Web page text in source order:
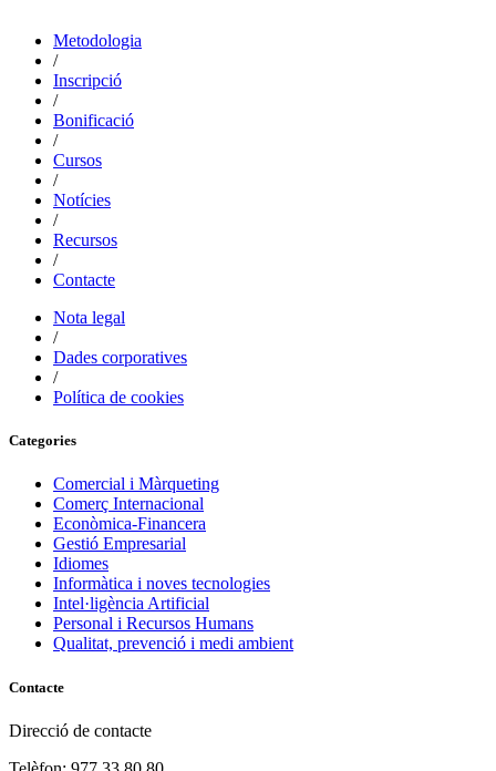
Metodologia
/
Inscripció
/
Bonificació
/
Cursos
/
Notícies
/
Recursos
/
Contacte
Nota legal
/
Dades corporatives
/
Política de cookies
Categories
Comercial i Màrqueting
Comerç Internacional
Econòmica-Financera
Gestió Empresarial
Idiomes
Informàtica i noves tecnologies
Intel·ligència Artificial
Personal i Recursos Humans
Qualitat, prevenció i medi ambient
Contacte
Direcció de contacte